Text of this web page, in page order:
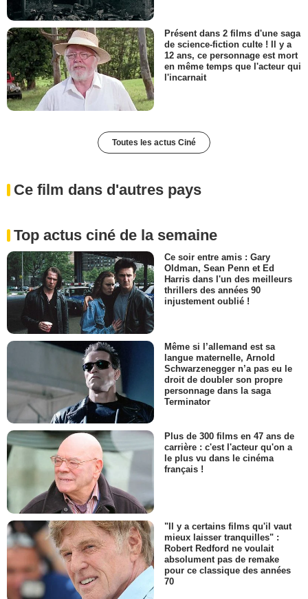
Présent dans 2 films d'une saga
de science-fiction culte ! Il y a
12 ans, ce personnage est mort
en même temps que l'acteur qui
l'incarnait
Toutes les actus Ciné
Ce film dans d'autres pays
Top actus ciné de la semaine
Ce soir entre amis : Gary
Oldman, Sean Penn et Ed
Harris dans l'un des meilleurs
thrillers des années 90
injustement oublié !
Même si l’allemand est sa
langue maternelle, Arnold
Schwarzenegger n’a pas eu le
droit de doubler son propre
personnage dans la saga
Terminator
Plus de 300 films en 47 ans de
carrière : c'est l'acteur qu'on a
le plus vu dans le cinéma
français !
"Il y a certains films qu'il vaut
mieux laisser tranquilles" :
Robert Redford ne voulait
absolument pas de remake
pour ce classique des années
70